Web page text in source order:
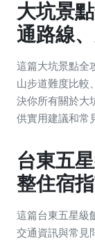
大坑景
通路線
這篇大坑景點全
山步道難度比較
決你所有關於大
供實用建議和常
台東五
整住宿
這篇台東五星級
交通資訊與常見